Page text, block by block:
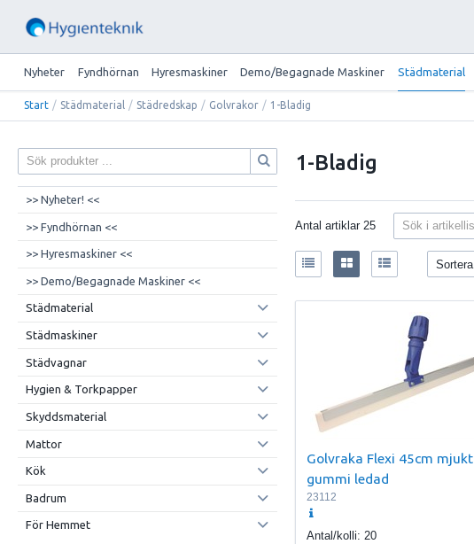
Nyheter Fyndhörnan Hyresmaskiner Demo/Begagnade Maskiner Städmaterial
Start / Städmaterial / Städredskap / Golvrakor / 1-Bladig
>> Nyheter! <<
>> Fyndhörnan <<
>> Hyresmaskiner <<
>> Demo/Begagnade Maskiner <<
Städmaterial
Städmaskiner
Städvagnar
Hygien & Torkpapper
Skyddsmaterial
Mattor
Kök
Badrum
För Hemmet
1-Bladig
Antal artiklar25
Sortera
Golvraka Flexi 45cm mjukt
gummi ledad
23112
Antal/kolli:20